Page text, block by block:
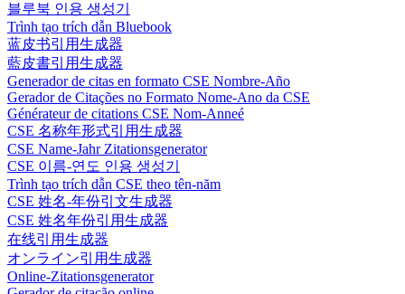
블루북 인용 생성기
Trình tạo trích dẫn Bluebook
蓝皮书引用生成器
藍皮書引用生成器
Generador de citas en formato CSE Nombre-Año
Gerador de Citações no Formato Nome-Ano da CSE
Générateur de citations CSE Nom-Anneé
CSE 名称年形式引用生成器
CSE Name-Jahr Zitationsgenerator
CSE 이름-연도 인용 생성기
Trình tạo trích dẫn CSE theo tên-năm
CSE 姓名-年份引文生成器
CSE 姓名年份引用生成器
在线引用生成器
オンライン引用生成器
Online-Zitationsgenerator